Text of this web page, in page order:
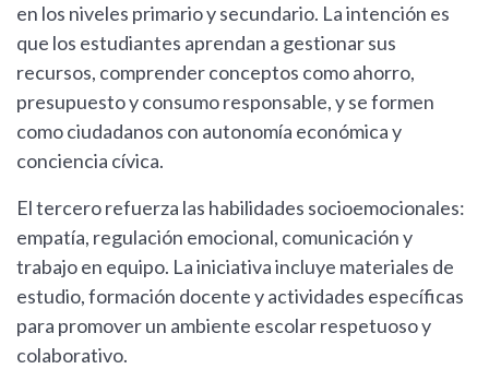
en los niveles primario y secundario. La intención es
que los estudiantes aprendan a gestionar sus
recursos, comprender conceptos como ahorro,
presupuesto y consumo responsable, y se formen
como ciudadanos con autonomía económica y
conciencia cívica.
El tercero refuerza las habilidades socioemocionales:
empatía, regulación emocional, comunicación y
trabajo en equipo. La iniciativa incluye materiales de
estudio, formación docente y actividades específicas
para promover un ambiente escolar respetuoso y
colaborativo.